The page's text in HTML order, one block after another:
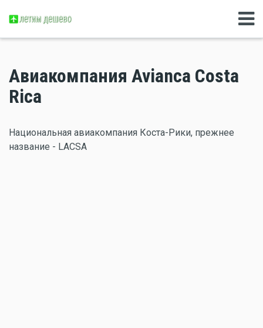
Авиакомпания Avianca Costa
Rica
Национальная авиакомпания Коста-Рики, прежнее
название - LACSA